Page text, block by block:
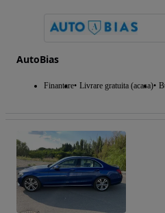
AutoBias
Finantare Livrare gratuita (acasa)